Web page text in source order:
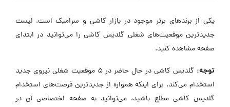
یکی از برندهای برتر موجود در بازار کاشی و سرامیک است. لیست
جدیدترین موقعیت‌های شغلی گلدیس کاشی را می‌توانید در ابتدای
صفحه مشاهده کنید.
توجه:
گلدیس کاشی در حال حاضر در ۵ موقعیت شغلی نیروی جدید
استخدام می‌کند. برای اینکه همواره از جدیدترین فرصت‌های استخدام
گلدیس کاشی مطلع باشید، می‌توانید به صفحه اختصاصی آن در